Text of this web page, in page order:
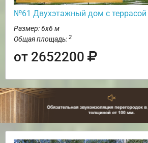
№61 Двухэтажный дом с террасой
Размер: 6х6 м
Общая площадь: 2
от 2652200